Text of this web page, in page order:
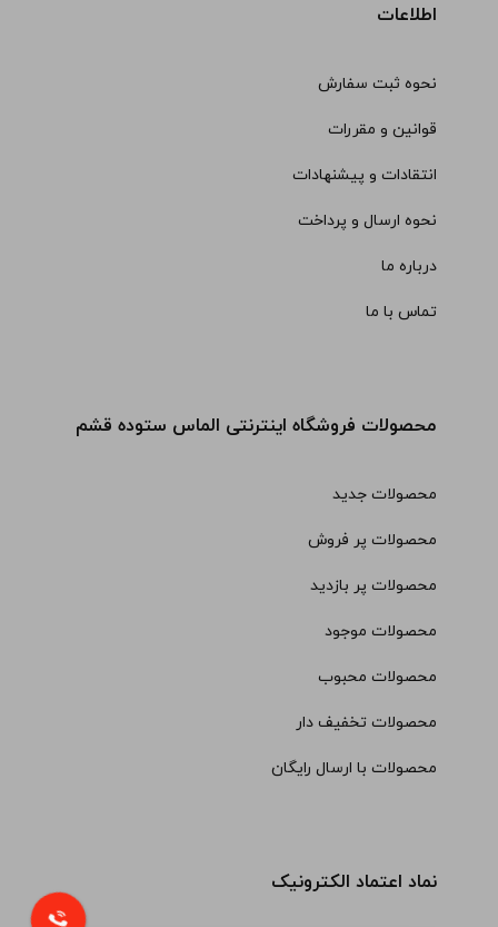
اطلاعات
نحوه ثبت سفارش
قوانین و مقررات
انتقادات و پیشنهادات
نحوه ارسال و پرداخت
درباره ما
تماس با ما
محصولات فروشگاه اینترنتی الماس ستوده قشم
محصولات جدید
محصولات پر فروش
محصولات پر بازدید
محصولات موجود
محصولات محبوب
محصولات تخفیف دار
محصولات با ارسال رایگان
نماد اعتماد الکترونیک